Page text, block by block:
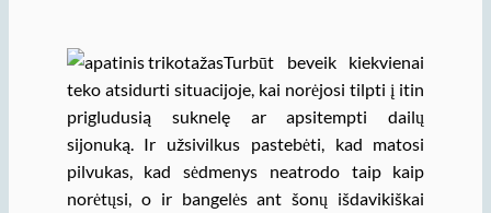
Turbūt beveik kiekvienai
teko atsidurti situacijoje, kai norėjosi tilpti į itin
prigludusią suknelę ar apsitempti dailų
sijonuką. Ir užsivilkus pastebėti, kad matosi
pilvukas, kad sėdmenys neatrodo taip kaip
norėtųsi, o ir bangelės ant šonų išdavikiškai